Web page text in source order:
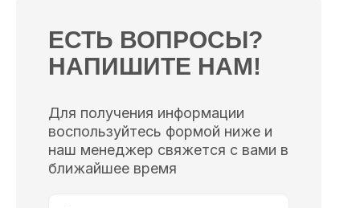
ЕСТЬ ВОПРОСЫ?
НАПИШИТЕ НАМ!
Для получения информации
воспользуйтесь формой ниже и
наш менеджер свяжется с вами в
ближайшее время